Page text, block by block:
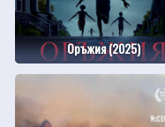
Оръжия (2025)